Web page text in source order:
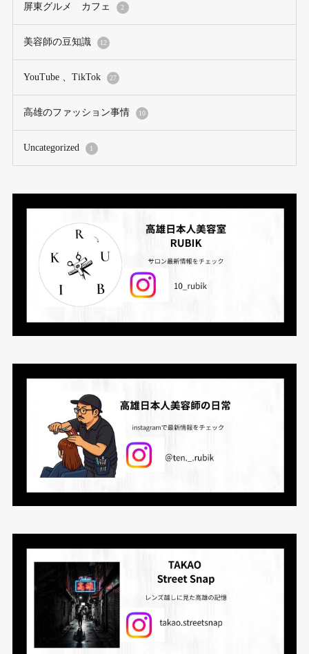
屏東グルメ カフェ 2
美容師の豆知識 12
YouTube 、TikTok 27
高雄のファッション事情 10
Uncategorized 1